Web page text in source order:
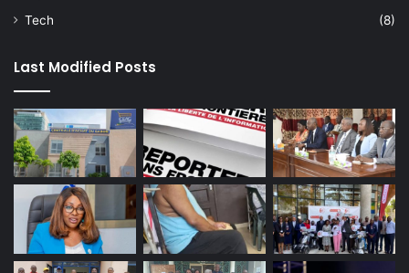
Tech
(8)
Last Modified Posts